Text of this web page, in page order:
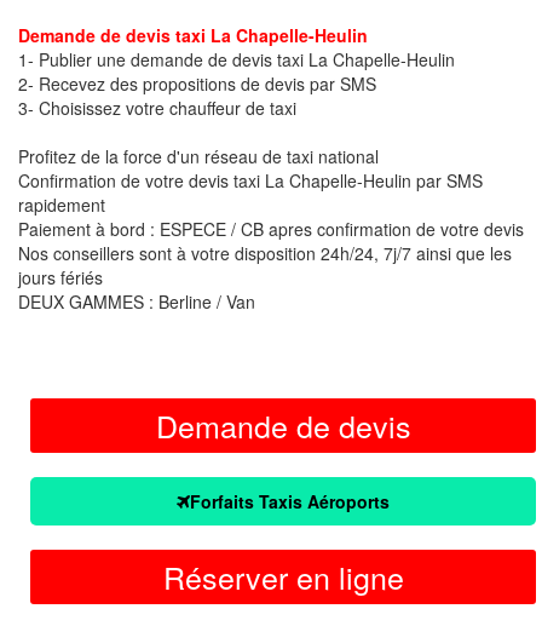
Demande de devis taxi La Chapelle-Heulin
1- Publier une demande de devis taxi La Chapelle-Heulin
2- Recevez des propositions de devis par SMS
3- Choisissez votre chauffeur de taxi
Profitez de la force d'un réseau de taxi national
Confirmation de votre devis taxi La Chapelle-Heulin par SMS
rapidement
Paiement à bord : ESPECE / CB apres confirmation de votre devis
Nos conseillers sont à votre disposition 24h/24, 7j/7 ainsi que les
jours fériés
DEUX GAMMES : Berline / Van
Demande de devis
Forfaits Taxis Aéroports
Réserver en ligne